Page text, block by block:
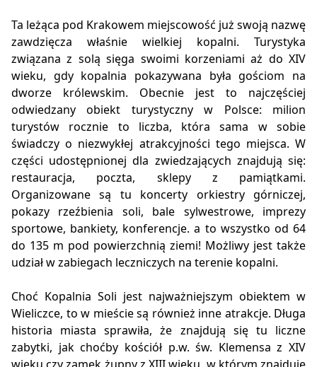
Ta leżąca pod Krakowem miejscowość już swoją nazwę
zawdzięcza właśnie wielkiej kopalni. Turystyka
związana z solą sięga swoimi korzeniami aż do XIV
wieku, gdy kopalnia pokazywana była gościom na
dworze królewskim. Obecnie jest to najczęściej
odwiedzany obiekt turystyczny w Polsce: milion
turystów rocznie to liczba, która sama w sobie
świadczy o niezwykłej atrakcyjności tego miejsca. W
części udostępnionej dla zwiedzających znajdują się:
restauracja, poczta, sklepy z pamiątkami.
Organizowane są tu koncerty orkiestry górniczej,
pokazy rzeźbienia soli, bale sylwestrowe, imprezy
sportowe, bankiety, konferencje. a to wszystko od 64
do 135 m pod powierzchnią ziemi! Możliwy jest także
udział w zabiegach leczniczych na terenie kopalni.
Choć Kopalnia Soli jest najważniejszym obiektem w
Wieliczce, to w mieście są również inne atrakcje. Długa
historia miasta sprawiła, że znajdują się tu liczne
zabytki, jak choćby kościół p.w. św. Klemensa z XIV